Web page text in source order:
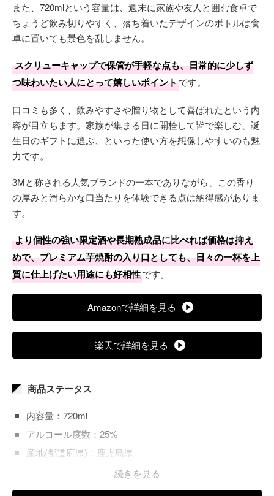
また、720mlという容量は、週末に家族や友人と囲む食卓で
ちょうど飲み切りやすく、落ち着いたデザインのボトルは食
卓に置いても景色を乱しません。
スクリューキャップで保管が手軽な点も、日常的に少しず
つ味わいたい人にとって嬉しいポイントです。
口コミも多く、飲みやすさや贈り物として喜ばれたという内
容が目立ちます。家族が集まる日に開栓して皆で楽しむ、誕
生日のギフトに選ぶ、といった使い方を想像しやすいのも魅
力です。
3Mと称される人気ブランドの一本でありながら、この香り
の厚みと滑らかな口当たりを体験できる点は納得感がありま
す。
より個性の強い限定酒や長期熟成品に比べれば価格は抑え
めで、プレミアム芋焼酎の入り口としても、日々の一杯を上
質に仕上げたい用途にも好相性です。
Amazonで詳細を見る
楽天で詳細を見る
商品ステータス
内容量：720ml
アルコール度数：25%
産地(都道府県)：鹿児島県
おすすめの飲み方：記載なし
原材料：記載なし
続きを見る